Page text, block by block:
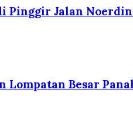
Pinggir Jalan
Lompatan Besar